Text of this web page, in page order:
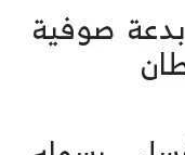
بدعة صوفية